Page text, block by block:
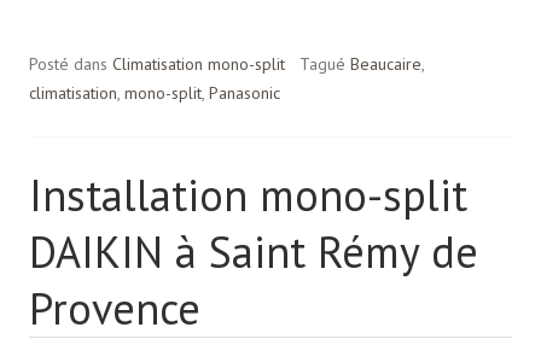
Posté dans Climatisation mono-split Tagué Beaucaire,
climatisation, mono-split, Panasonic
Installation mono-split
DAIKIN à Saint Rémy de
Provence